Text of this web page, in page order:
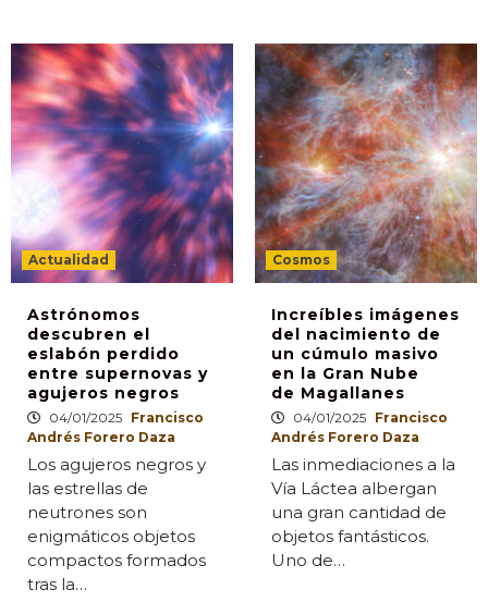
Actualidad
Astrónomos
descubren el
eslabón perdido
entre supernovas y
agujeros negros
04/01/2025 Francisco
Andrés Forero Daza
Los agujeros negros y
las estrellas de
neutrones son
enigmáticos objetos
compactos formados
tras la…
Cosmos
Increíbles imágenes
del nacimiento de
un cúmulo masivo
en la Gran Nube
de Magallanes
04/01/2025 Francisco
Andrés Forero Daza
Las inmediaciones a la
Vía Láctea albergan
una gran cantidad de
objetos fantásticos.
Uno de…